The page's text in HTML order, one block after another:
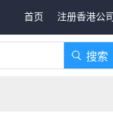
首页 注册香港公司